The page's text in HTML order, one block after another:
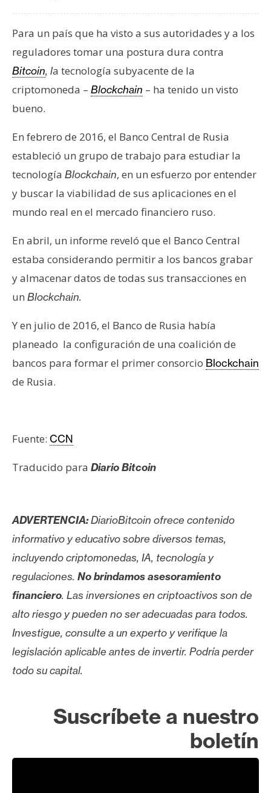
Para un país que ha visto a sus autoridades y a los
reguladores tomar una postura dura contra
Bitcoin, la tecnología subyacente de la
criptomoneda – Blockchain – ha tenido un visto
bueno.
En febrero de 2016, el Banco Central de Rusia
estableció un grupo de trabajo para estudiar la
tecnología Blockchain, en un esfuerzo por entender
y buscar la viabilidad de sus aplicaciones en el
mundo real en el mercado financiero ruso.
En abril, un informe reveló que el Banco Central
estaba considerando permitir a los bancos grabar
y almacenar datos de todas sus transacciones en
un Blockchain.
Y en julio de 2016, el Banco de Rusia había
planeado la configuración de una coalición de
bancos para formar el primer consorcio Blockchain
de Rusia.
Fuente: CCN
Traducido para Diario Bitcoin
ADVERTENCIA:DiarioBitcoin ofrece contenido
informativo y educativo sobre diversos temas,
incluyendo criptomonedas, IA, tecnología y
regulaciones. No brindamos asesoramiento
financiero. Las inversiones en criptoactivos son de
alto riesgo y pueden no ser adecuadas para todos.
Investigue, consulte a un experto y verifique la
legislación aplicable antes de invertir. Podría perder
todo su capital.
Suscríbete a nuestro
boletín